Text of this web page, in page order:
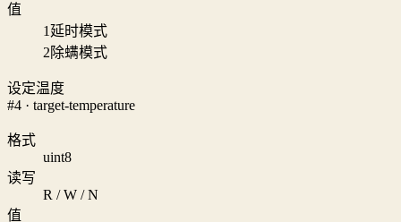
值
1 延时模式
2除螨模式
设定温度
#4 · target-temperature
格式
uint8
读写
R / W / N
值